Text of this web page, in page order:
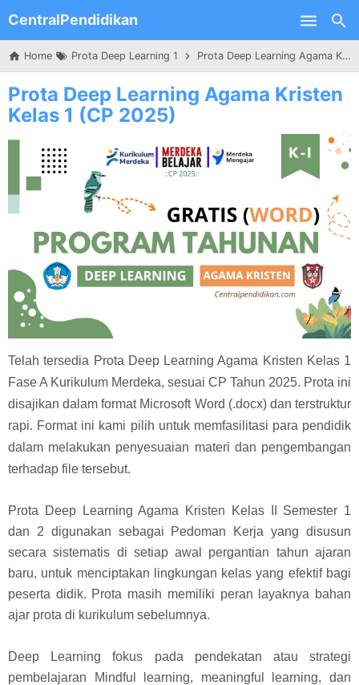
Skip to main content
CentralPendidikan
Home Prota Deep Learning 1 Prota Deep Learning Agama Kristen Kelas 1 (CP 2025)
Prota Deep Learning Agama Kristen
Kelas 1 (CP 2025)
Telah tersedia Prota Deep Learning Agama Kristen Kelas 1
Fase A Kurikulum Merdeka, sesuai CP Tahun 2025. Prota ini
disajikan dalam format Microsoft Word (.docx) dan terstruktur
rapi. Format ini kami pilih untuk memfasilitasi para pendidik
dalam melakukan penyesuaian materi dan pengembangan
terhadap file tersebut.
Prota Deep Learning Agama Kristen Kelas II Semester 1
dan 2 digunakan sebagai Pedoman Kerja yang disusun
secara sistematis di setiap awal pergantian tahun ajaran
baru, untuk menciptakan lingkungan kelas yang efektif bagi
peserta didik. Prota masih memiliki peran layaknya bahan
ajar prota di kurikulum sebelumnya.
Deep Learning fokus pada pendekatan atau strategi
pembelajaran Mindful learning, meaningful learning, dan